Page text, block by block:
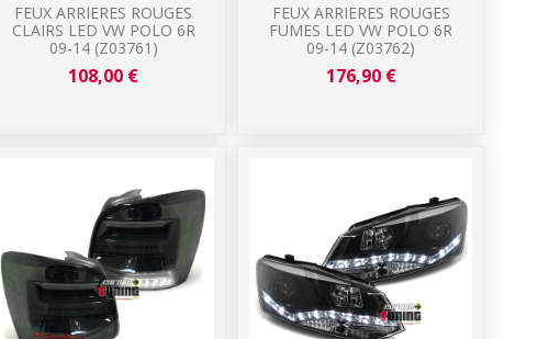
FEUX ARRIERES ROUGES
CLAIRS LED VW POLO 6R
09-14 (Z03761)
108,00 €
FEUX ARRIERES ROUGES
FUMES LED VW POLO 6R
09-14 (Z03762)
176,90 €